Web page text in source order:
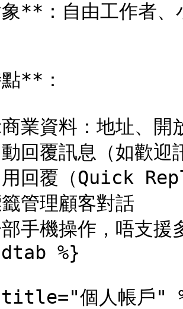
**：自由工作者、
**：
業資料：地址、開
回覆訊息（如歡迎
回覆（Quick
管理顧客對話
手機操作，唔支援
個人帳戶"